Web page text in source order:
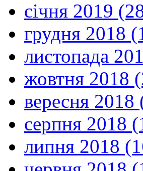
січня 2019
грудня 2018
листопада
жовтня 2018
вересня 2018
серпня 2018
липня 2018